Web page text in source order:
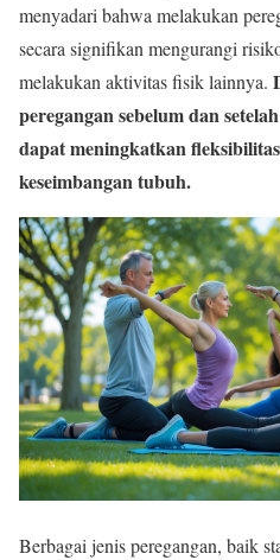
menyadari bahwa melakukan
secara signifikan mengurangi
melakukan aktivitas fisik lainnya.
peregangan sebelum dan
dapat meningkatkan
keseimbangan tubuh.
Berbagai jenis peregangan, baik